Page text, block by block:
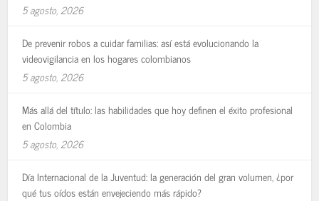
5 agosto, 2026
De prevenir robos a cuidar familias: así está evolucionando la
videovigilancia en los hogares colombianos
5 agosto, 2026
Más allá del título: las habilidades que hoy definen el éxito profesional
en Colombia
5 agosto, 2026
Día Internacional de la Juventud: la generación del gran volumen, ¿por
qué tus oídos están envejeciendo más rápido?